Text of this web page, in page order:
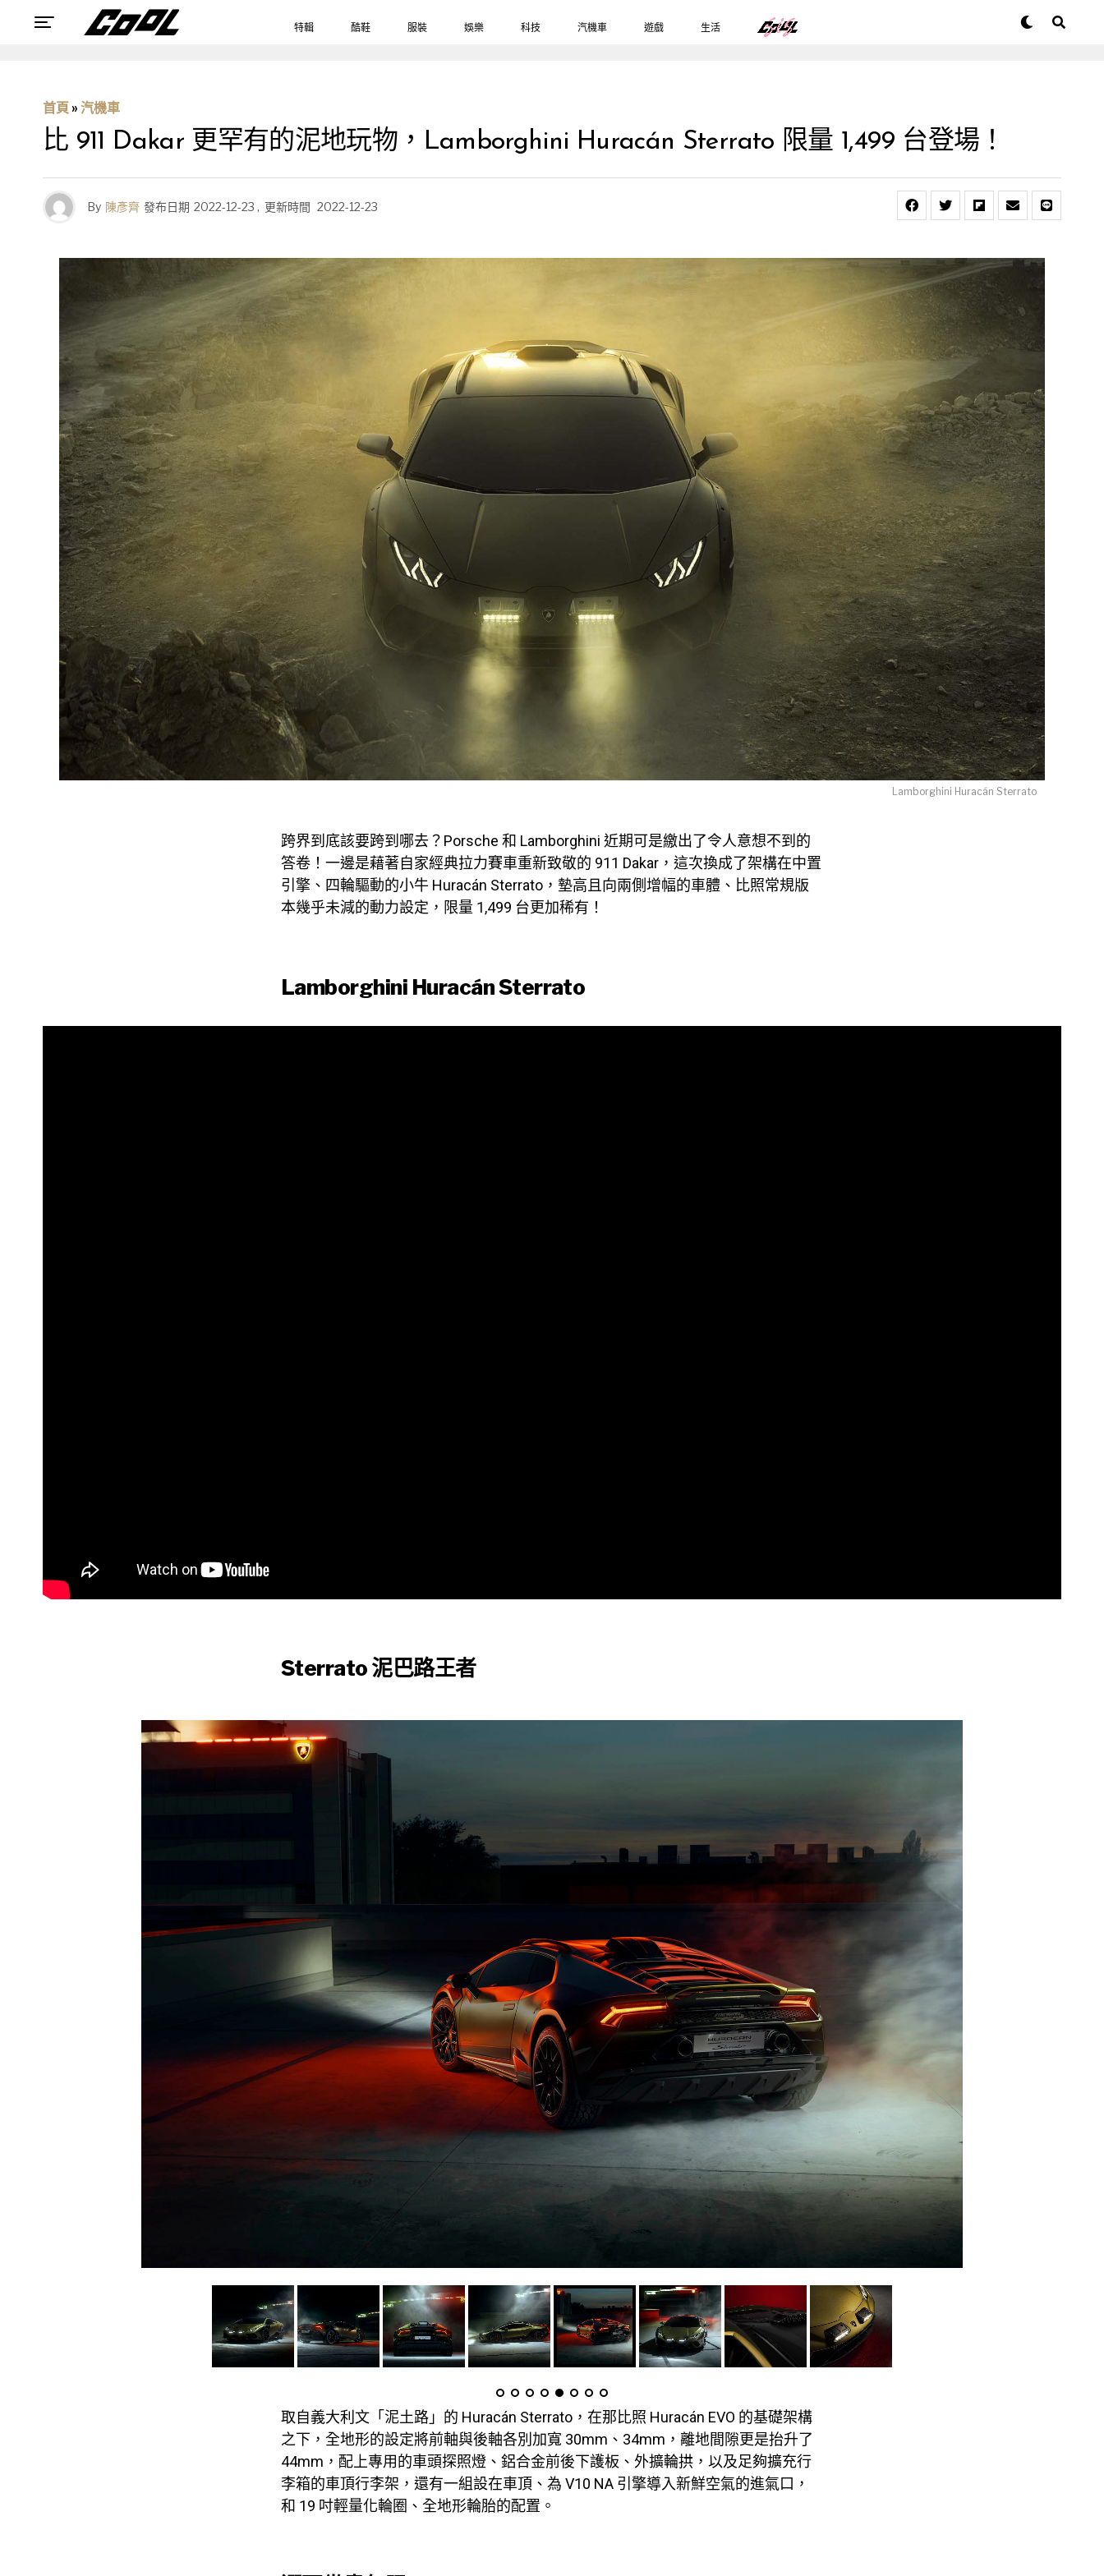
特輯 酷鞋 服裝 娛樂 科技 汽機車 遊戲 生活
首頁 » 汽機車
比 911 Dakar 更罕有的泥地玩物，Lamborghini Huracán Sterrato 限量 1,499 台登場！
By 陳彥齊 發布日期 2022-12-23 , 更新時間 2022-12-23
Lamborghini Huracán Sterrato
跨界到底該要跨到哪去？Porsche 和 Lamborghini 近期可是繳出了令人意想不到的
答卷！一邊是藉著自家經典拉力賽車重新致敬的 911 Dakar，這次換成了架構在中置
引擎、四輪驅動的小牛 Huracán Sterrato，墊高且向兩側增幅的車體、比照常規版
本幾乎未減的動力設定，限量 1,499 台更加稀有！
Lamborghini Huracán Sterrato
Sterrato 泥巴路王者
取自義大利文「泥土路」的 Huracán Sterrato，在那比照 Huracán EVO 的基礎架構
之下，全地形的設定將前軸與後軸各別加寬 30mm、34mm，離地間隙更是抬升了
44mm，配上專用的車頭探照燈、鋁合金前後下護板、外擴輪拱，以及足夠擴充行
李箱的車頂行李架，還有一組設在車頂、為 V10 NA 引擎導入新鮮空氣的進氣口，
和 19 吋輕量化輪圈、全地形輪胎的配置。